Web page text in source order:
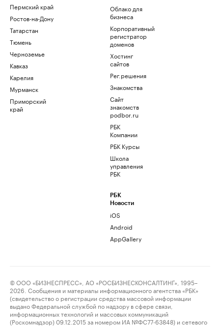
Пермский край
Ростов-на-Дону
Татарстан
Тюмень
Черноземье
Кавказ
Карелия
Мурманск
Приморский
край
Облако для
бизнеса
Корпоративный
регистратор
доменов
Хостинг
сайтов
Рег.решения
Знакомства
Сайт
знакомств
podbor.ru
РБК
Компании
РБК Курсы
Школа
управления
РБК
РБК
Новости
iOS
Android
AppGallery
© ООО «БИЗНЕСПРЕСС», АО «РОСБИЗНЕСКОНСАЛТИНГ», 1995–
2026. Сообщения и материалы информационного агентства «РБК»
(свидетельство о регистрации средства массовой информации
выдано Федеральной службой по надзору в сфере связи,
информационных технологий и массовых коммуникаций
(Роскомнадзор) 09.12.2015 за номером ИА №ФС77-63848) и сетевого